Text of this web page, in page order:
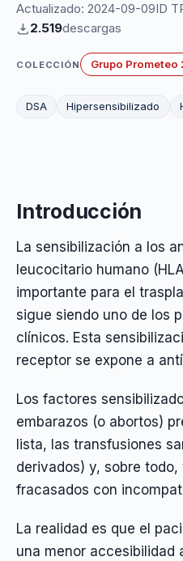
Actualizado: 2024-09-09ID
2.519descargas
COLECCIÓN Grupo Prometeo
DSA Hipersensibilizado
Introducción
La sensibilización a los
leucocitario humano
importante para el
sigue siendo uno de los
clínicos. Esta
receptor se expone a
Los factores
embarazos (o abortos)
lista, las transfusiones
derivados) y, sobre
fracasados con
La realidad es que el
una menor accesibilidad